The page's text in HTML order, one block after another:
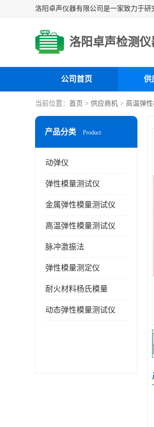
洛阳卓声检测仪
公司首页 供
当前位置： 首页 > 供应商机 > 高温弹
产品分类 Product
动弹仪
弹性模量测试仪
金属弹性模量测试仪
高温弹性模量测试仪
脉冲激振法
弹性模量测定仪
耐火材料杨氏模量
动态弹性模量测试仪